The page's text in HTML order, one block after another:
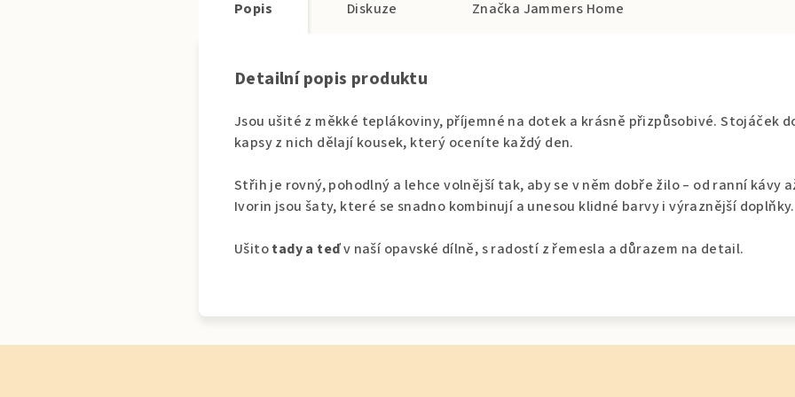
Popis Diskuze Značka Jammers Home
Detailní popis produktu
Jsou ušité z měkké teplákoviny, příjemné na dotek a krásně přizpůsobivé. Stojáček
kapsy z nich dělají kousek, který oceníte každý den.
Střih je rovný, pohodlný a lehce volnější tak, aby se v něm dobře žilo – od ranní kávy
Ivorin jsou šaty, které se snadno kombinují a unesou klidné barvy i výraznější doplňky.
Ušitotady a teďv naší opavské dílně, s radostí z řemesla a důrazem na detail.